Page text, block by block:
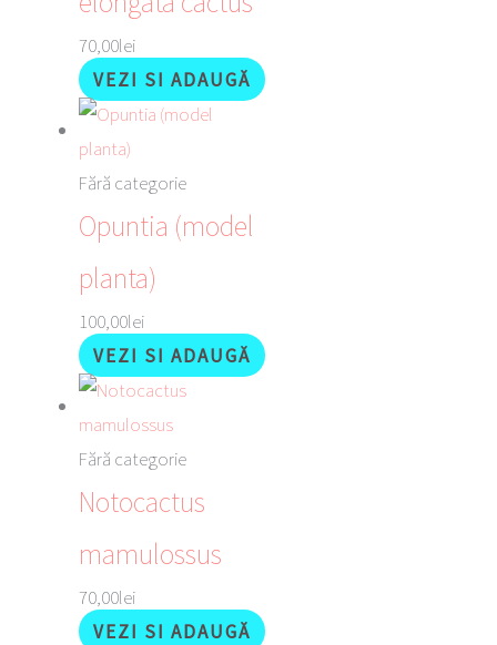
70,00lei
VEZI SI ADAUGĂ
Fără categorie
Opuntia (model
planta)
100,00lei
VEZI SI ADAUGĂ
Fără categorie
Notocactus
mamulossus
70,00lei
VEZI SI ADAUGĂ